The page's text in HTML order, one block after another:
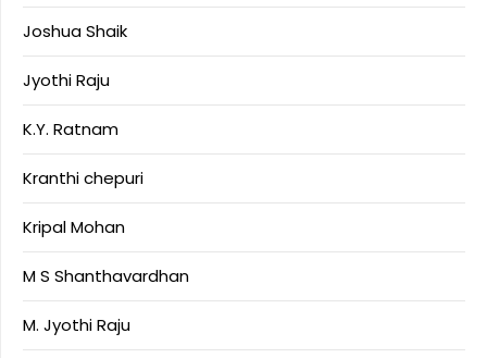
Joshua Shaik
Jyothi Raju
K.Y. Ratnam
Kranthi chepuri
Kripal Mohan
M S Shanthavardhan
M. Jyothi Raju